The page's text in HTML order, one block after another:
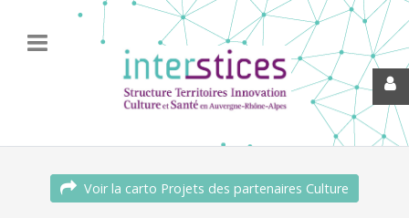
Voir la carto Projets des partenaires Culture